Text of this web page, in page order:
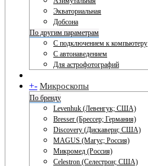
Экваториальная
Добсона
По другим параметрам
С подключением к компьютеру
С автонаведением
Для астрофотографий
+- Микроскопы
По бренду
Levenhuk (Левенгук; США)
Bresser (Брессер; Германия)
Discovery (Дискавери; США)
MAGUS (Магус; Россия)
Микромед (Россия)
Celestron (Селестрон; США)